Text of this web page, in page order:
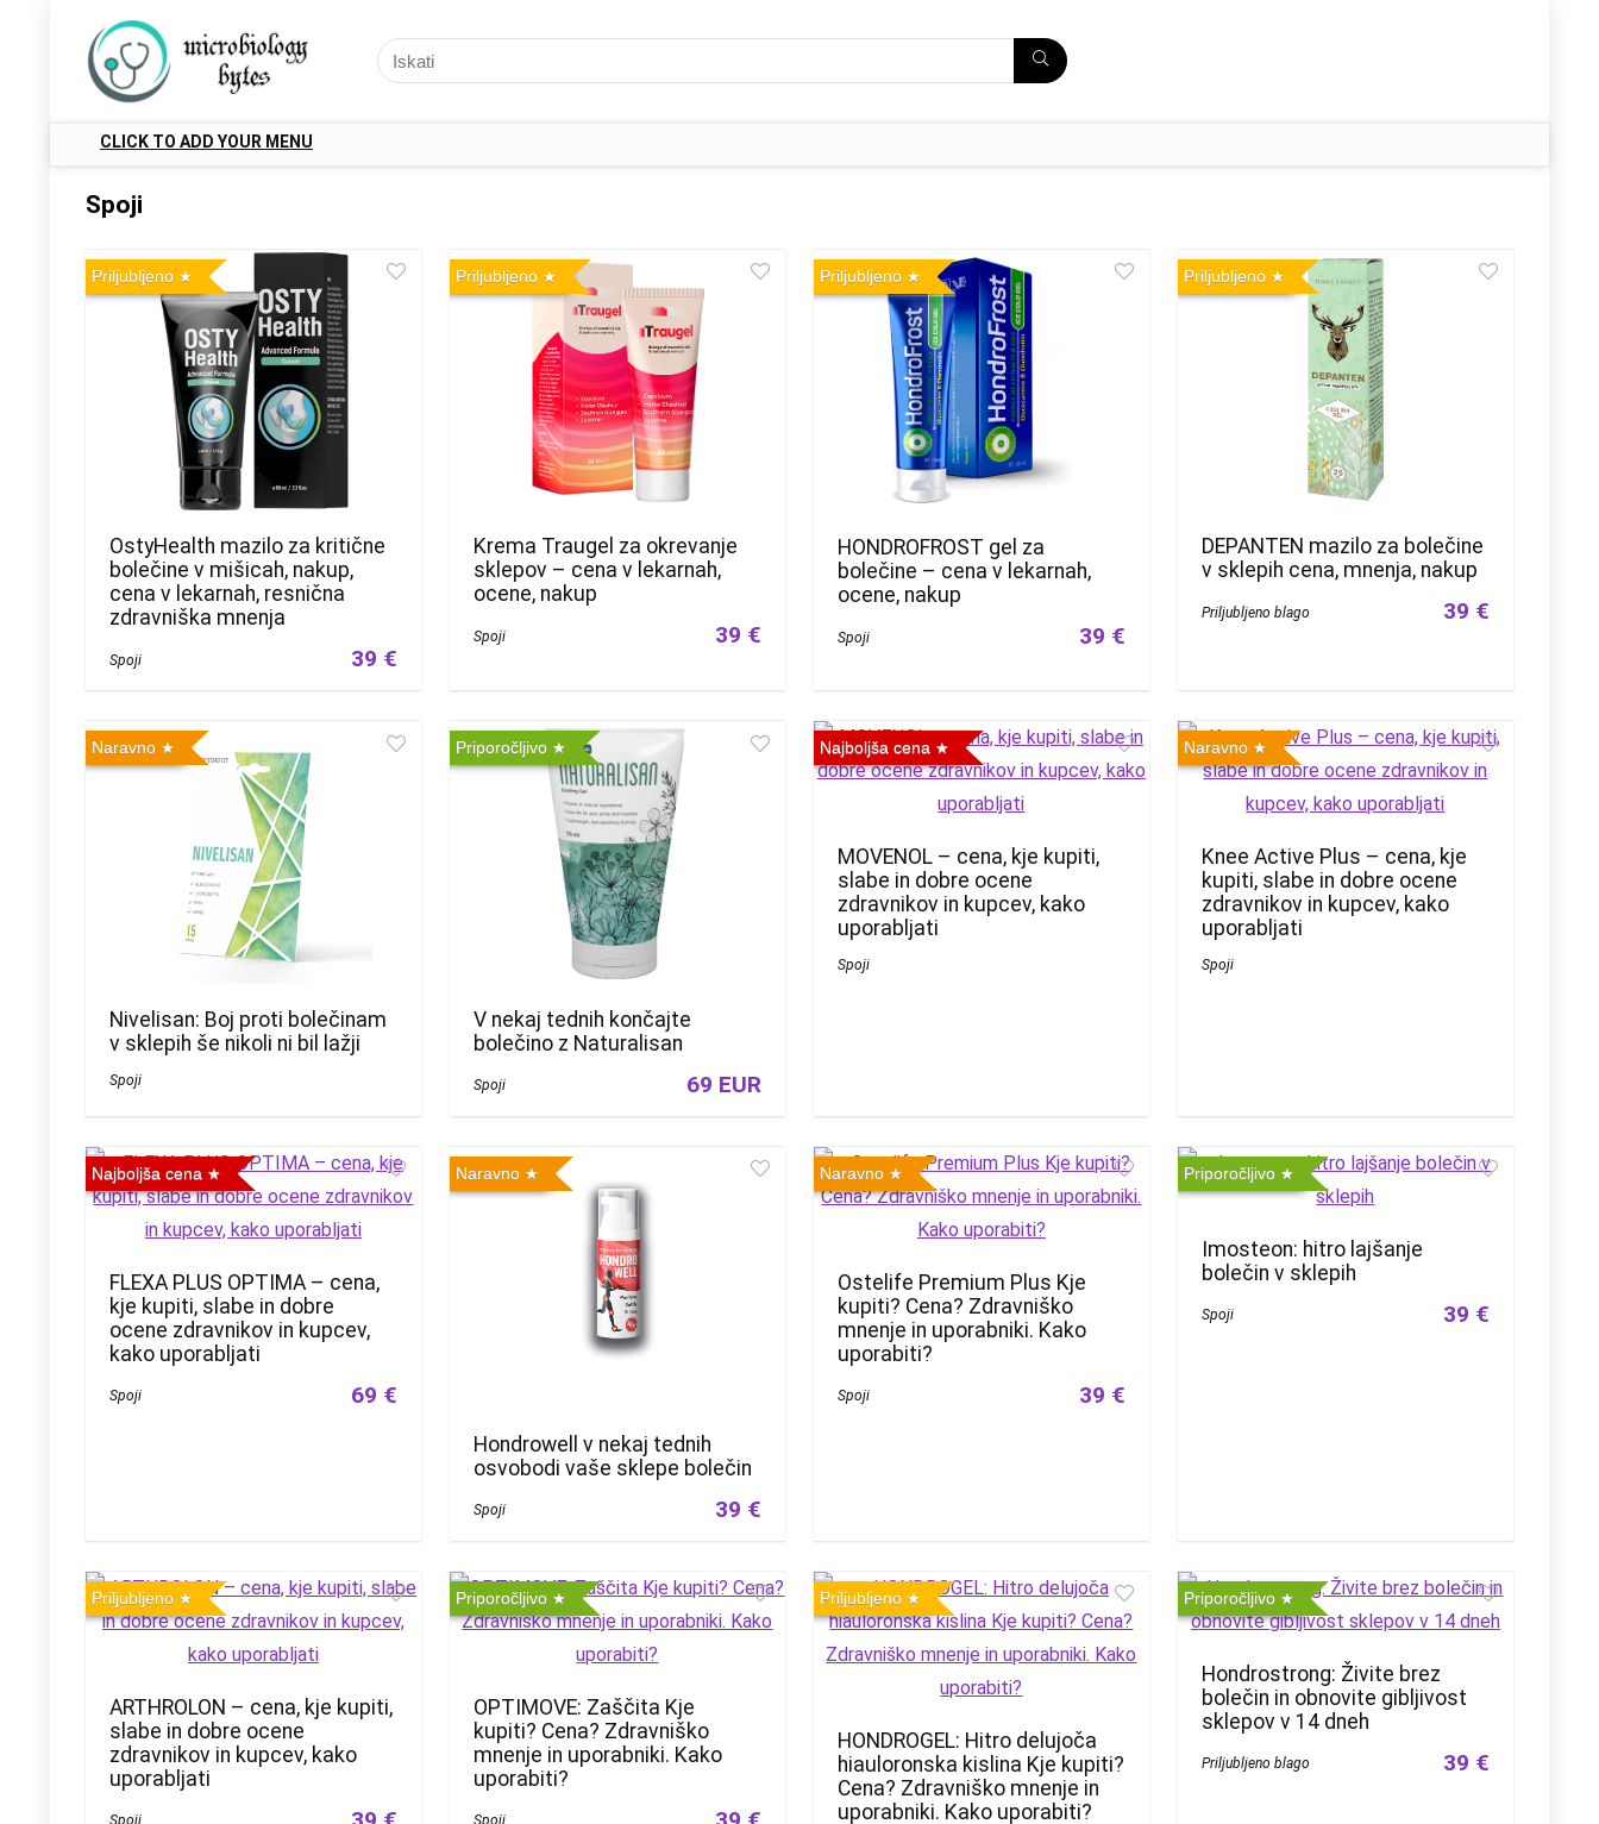
CLICK TO ADD YOUR MENU
Spoji
Priljubljeno
OstyHealth mazilo za kritične
bolečine v mišicah, nakup,
cena v lekarnah, resnična
zdravniška mnenja
Spoji 39 €
Priljubljeno
Krema Traugel za okrevanje
sklepov – cena v lekarnah,
ocene, nakup
Spoji 39 €
Priljubljeno
HONDROFROST gel za
bolečine – cena v lekarnah,
ocene, nakup
Spoji 39 €
Priljubljeno
DEPANTEN mazilo za bolečine
v sklepih cena, mnenja, nakup
Priljubljeno blago 39 €
Naravno
Nivelisan: Boj proti bolečinam
v sklepih še nikoli ni bil lažji
Spoji
Priporočljivo
V nekaj tednih končajte
bolečino z Naturalisan
Spoji 69 EUR
Najboljša cena
MOVENOL – cena, kje kupiti,
slabe in dobre ocene
zdravnikov in kupcev, kako
uporabljati
Spoji
Naravno
Knee Active Plus – cena, kje
kupiti, slabe in dobre ocene
zdravnikov in kupcev, kako
uporabljati
Spoji
Najboljša cena
FLEXA PLUS OPTIMA – cena,
kje kupiti, slabe in dobre
ocene zdravnikov in kupcev,
kako uporabljati
Spoji 69 €
Naravno
Hondrowell v nekaj tednih
osvobodi vaše sklepe bolečin
Spoji 39 €
Naravno
Ostelife Premium Plus Kje
kupiti? Cena? Zdravniško
mnenje in uporabniki. Kako
uporabiti?
Spoji 39 €
Priporočljivo
Imosteon: hitro lajšanje
bolečin v sklepih
Spoji 39 €
Priljubljeno
ARTHROLON – cena, kje kupiti,
slabe in dobre ocene
zdravnikov in kupcev, kako
uporabljati
Spoji
Priporočljivo
OPTIMOVE: Zaščita Kje
kupiti? Cena? Zdravniško
mnenje in uporabniki. Kako
uporabiti?
Spoji
Priljubljeno
HONDROGEL: Hitro delujoča
hiauloronska kislina Kje kupiti?
Cena? Zdravniško mnenje in
uporabniki. Kako uporabiti?
Priporočljivo
Hondrostrong: Živite brez
bolečin in obnovite gibljivost
sklepov v 14 dneh
Priljubljeno blago 39 €